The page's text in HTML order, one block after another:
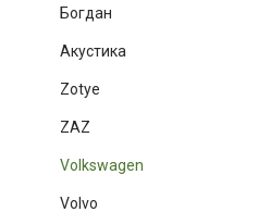
Богдан
Акустика
Zotye
ZAZ
Volkswagen
Volvo